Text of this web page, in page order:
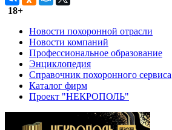
18+
Новости похоронной отрасли
Новости компаний
Профессиональное образование
Энциклопедия
Справочник похоронного сервиса
Каталог фирм
Проект "НЕКРОПОЛЬ"